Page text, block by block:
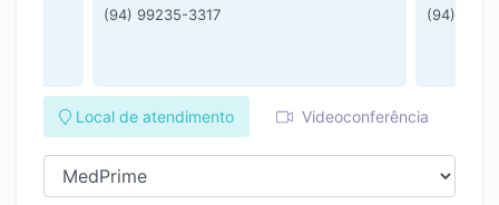
(94) 99235-3317
(94)
Local de atendimento Videoconferência